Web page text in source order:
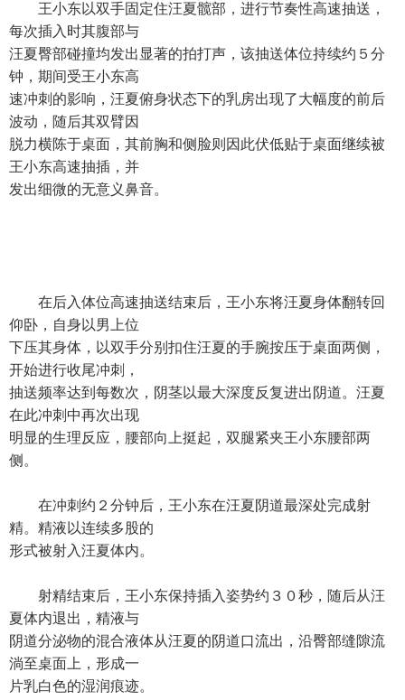
王小东以双手固定住汪夏髋部，进行节奏性高速抽送，
每次插入时其腹部与
汪夏臀部碰撞均发出显著的拍打声，该抽送体位持续约５分
钟，期间受王小东高
速冲刺的影响，汪夏俯身状态下的乳房出现了大幅度的前后
波动，随后其双臂因
脱力横陈于桌面，其前胸和侧脸则因此伏低贴于桌面继续被
王小东高速抽插，并
发出细微的无意义鼻音。
在后入体位高速抽送结束后，王小东将汪夏身体翻转回
仰卧，自身以男上位
下压其身体，以双手分别扣住汪夏的手腕按压于桌面两侧，
开始进行收尾冲刺，
抽送频率达到每数次，阴茎以最大深度反复进出阴道。汪夏
在此冲刺中再次出现
明显的生理反应，腰部向上挺起，双腿紧夹王小东腰部两
侧。
在冲刺约２分钟后，王小东在汪夏阴道最深处完成射
精。精液以连续多股的
形式被射入汪夏体内。
射精结束后，王小东保持插入姿势约３０秒，随后从汪
夏体内退出，精液与
阴道分泌物的混合液体从汪夏的阴道口流出，沿臀部缝隙流
淌至桌面上，形成一
片乳白色的湿润痕迹。